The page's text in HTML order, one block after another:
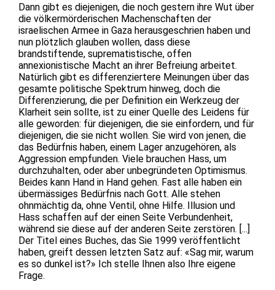
Dann gibt es diejenigen, die noch gestern ihre Wut über
die völkermörderischen Machenschaften der
israelischen Armee in Gaza herausgeschrien haben und
nun plötzlich glauben wollen, dass diese
brandstiftende, suprematistische, offen
annexionistische Macht an ihrer Befreiung arbeitet.
Natürlich gibt es differenziertere Meinungen über das
gesamte politische Spektrum hinweg, doch die
Differenzierung, die per Definition ein Werkzeug der
Klarheit sein sollte, ist zu einer Quelle des Leidens für
alle geworden: für diejenigen, die sie einfordern, und für
diejenigen, die sie nicht wollen. Sie wird von jenen, die
das Bedürfnis haben, einem Lager anzugehören, als
Aggression empfunden. Viele brauchen Hass, um
durchzuhalten, oder aber unbegründeten Optimismus.
Beides kann Hand in Hand gehen. Fast alle haben ein
übermässiges Bedürfnis nach Gott. Alle stehen
ohnmächtig da, ohne Ventil, ohne Hilfe. Illusion und
Hass schaffen auf der einen Seite Verbundenheit,
während sie diese auf der anderen Seite zerstören. [...]
Der Titel eines Buches, das Sie 1999 veröffentlicht
haben, greift dessen letzten Satz auf: «Sag mir, warum
es so dunkel ist?» Ich stelle Ihnen also Ihre eigene
Frage.